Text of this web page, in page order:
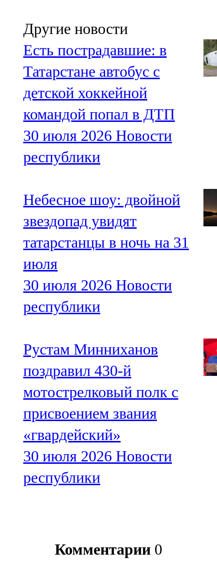
Другие новости
Есть пострадавшие: в
Татарстане автобус с
детской хоккейной
командой попал в ДТП
30 июля 2026 Новости
республики
Небесное шоу: двойной
звездопад увидят
татарстанцы в ночь на 31
июля
30 июля 2026 Новости
республики
Рустам Минниханов
поздравил 430-й
мотострелковый полк с
присвоением звания
«гвардейский»
30 июля 2026 Новости
республики
Комментарии 0